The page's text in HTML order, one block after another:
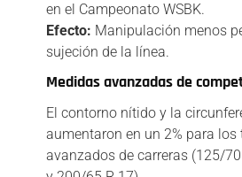
en el Campeonato WSBK.
Efecto: Manipulación menos
sujeción de la línea.
Medidas avanzadas de
El contorno nítido y la
aumentaron en un 2% para
avanzados de carreras (125/